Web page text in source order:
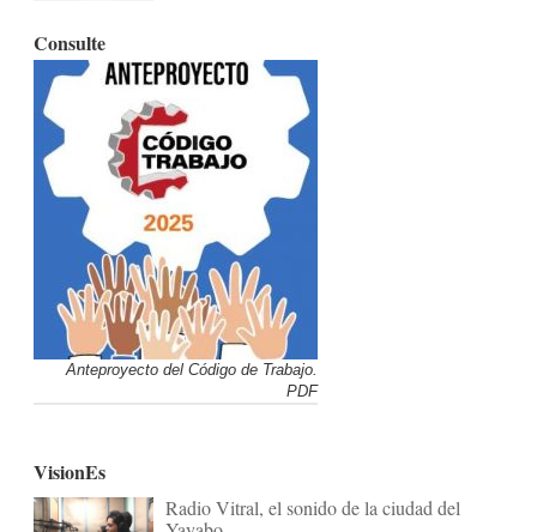
Consulte
Anteproyecto del Código de Trabajo.
PDF
VisionEs
Radio Vitral, el sonido de la ciudad del